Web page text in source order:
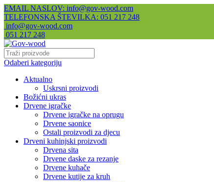
EMAIL NASLOV: info@gov-wood.com
TELEFONSKA ŠTEVILKA: 051 217 248
info@gov-wood.com
051 217 248
Odaberi kategoriju
Aktualno
Uskrsni proizvodi
Božićni ukras
Drvene igračke
Drvene igračke na oprugu
Drvene saonice
Ostali proizvodi za djecu
Drveni kuhinjski proizvodi
Drvena sita
Drvene daske za rezanje
Drvene kuhače
Drvene kutije za kruh